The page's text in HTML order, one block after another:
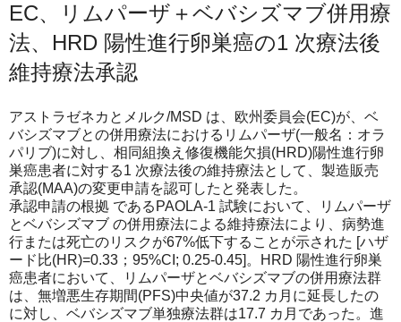
EC、リムパーザ＋ベバシズマブ併用療
法、HRD 陽性進行卵巣癌の1 次療法後
維持療法承認
アストラゼネカとメルク/MSD は、欧州委員会(EC)が、ベ
バシズマブとの併用療法におけるリムパーザ(一般名：オラ
パリブ)に対し、相同組換え修復機能欠損(HRD)陽性進行卵
巣癌患者に対する1 次療法後の維持療法として、製造販売
承認(MAA)の変更申請を認可したと発表した。
承認申請の根拠 であるPAOLA-1 試験において、リムパーザ
とベバシズマブ の併用療法による維持療法により、病勢進
行または死亡のリスクが67%低下することが示された [ハザ
ード比(HR)=0.33；95%CI; 0.25-0.45]。HRD 陽性進行卵巣
癌患者において、リムパーザとベバシズマブの併用療法群
は、無増悪生存期間(PFS)中央値が37.2 カ月に延長したの
に対し、ベバシズマブ単独療法群は17.7 カ月であった。進